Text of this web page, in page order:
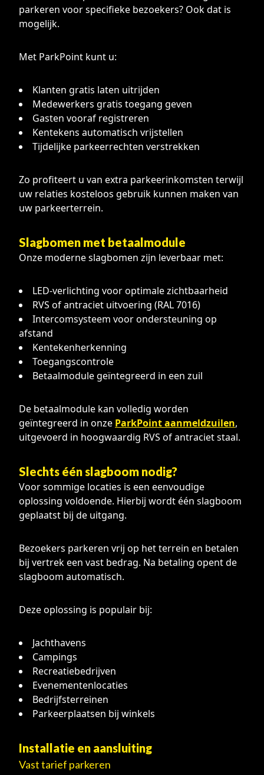
parkeren voor specifieke bezoekers? Ook dat is
mogelijk.
Met ParkPoint kunt u:
Klanten gratis laten uitrijden
Medewerkers gratis toegang geven
Gasten vooraf registreren
Kentekens automatisch vrijstellen
Tijdelijke parkeerrechten verstrekken
Zo profiteert u van extra parkeerinkomsten terwijl
uw relaties kosteloos gebruik kunnen maken van
uw parkeerterrein.
Slagbomen met betaalmodule
Onze moderne slagbomen zijn leverbaar met:
LED-verlichting voor optimale zichtbaarheid
RVS of antraciet uitvoering (RAL 7016)
Intercomsysteem voor ondersteuning op
afstand
Kentekenherkenning
Toegangscontrole
Betaalmodule geïntegreerd in een zuil
De betaalmodule kan volledig worden
geïntegreerd in onze ParkPoint aanmeldzuilen,
uitgevoerd in hoogwaardig RVS of antraciet staal.
Slechts één slagboom nodig?
Voor sommige locaties is een eenvoudige
oplossing voldoende. Hierbij wordt één slagboom
geplaatst bij de uitgang.
Bezoekers parkeren vrij op het terrein en betalen
bij vertrek een vast bedrag. Na betaling opent de
slagboom automatisch.
Deze oplossing is populair bij:
Jachthavens
Campings
Recreatiebedrijven
Evenementenlocaties
Bedrijfsterreinen
Parkeerplaatsen bij winkels
Installatie en aansluiting
Vast tarief parkeren